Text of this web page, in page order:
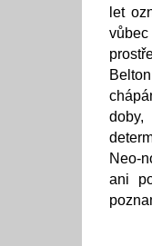
let
Neo-
ani